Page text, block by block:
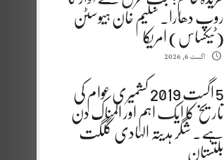
روپ دھارا. سلیم خان ہیوسٹن
(ٹیکساس) امریکا
اگست 6, 2026
5 اگست 2019 کشمیری عوام کی
تاریخ کا ایک اہم اور المناک دن
ہے. شگر ہدیتہ الہادی گلگت
بلتستان